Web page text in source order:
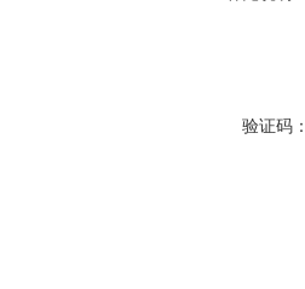
验证码